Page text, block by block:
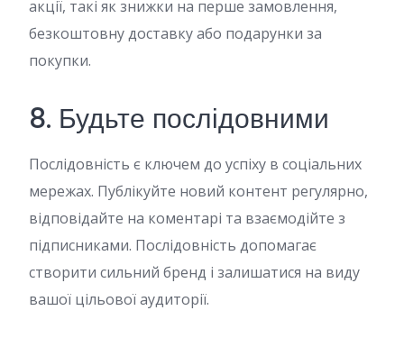
акції, такі як знижки на перше замовлення,
безкоштовну доставку або подарунки за
покупки.
8. Будьте послідовними
Послідовність є ключем до успіху в соціальних
мережах. Публікуйте новий контент регулярно,
відповідайте на коментарі та взаємодійте з
підписниками. Послідовність допомагає
створити сильний бренд і залишатися на виду
вашої цільової аудиторії.